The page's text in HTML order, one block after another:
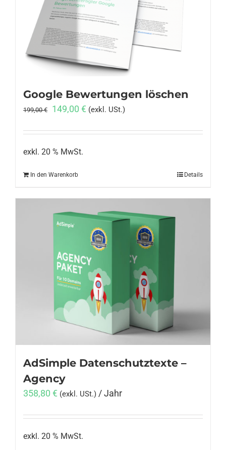
Die
Optionen
können
auf
der
Produktseite
werden
Google Bewertungen löschen
199,00€
Ursprünglicher
war:
199,00 €
149,00 €Aktueller
ist:
(exkl. USt.)
exkl. 20 % MwSt.
In den Warenkorb Details
AdSimple Datenschutztexte –
Agency
358,80 € (exkl. USt.) / Jahr
exkl. 20 % MwSt.